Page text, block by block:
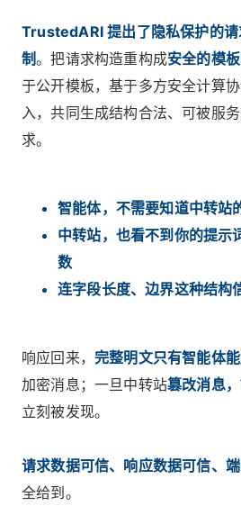
TrustedARI 提出了隐私保护的
制。把请求构造重构成安全的模
于公开模板，基于多方安全计算
入，共同生成结构合法、可被服
求。
智能体，不需要知道中转站
中转站，也看不到你的提示
数
连字段长度、边界这种结构
响应回来， 完整明文只有智能体
加密消息；一旦中转站篡改消息
立刻被发现。
请求数据可信、响应数据可信、
全给到。